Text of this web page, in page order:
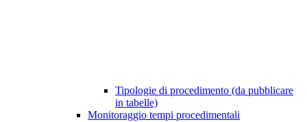
Tipologie di procedimento (da pubblicare
in tabelle)
Monitoraggio tempi procedimentali